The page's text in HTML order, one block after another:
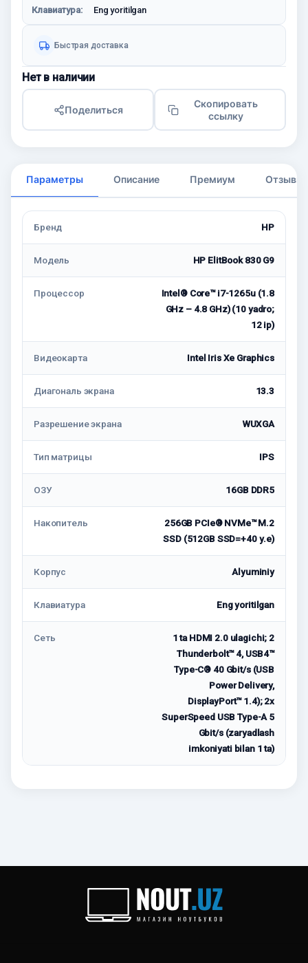
Клавиатура: Eng yoritilgan
Быстрая доставка
Нет в наличии
Поделиться
Скопировать
ссылку
Параметры Описание Премиум Отзывы
Бренд HP
Модель HP ElitBook 830 G9
Процессор
Intel® Core™ i7-1265u (1.8
GHz – 4.8 GHz) (10 yadro;
12 ip)
Видеокарта Intel Iris Xe Graphics
Диагональ экрана 13.3
Разрешение экрана WUXGA
Тип матрицы IPS
ОЗУ 16GB DDR5
Накопитель
256GB PCIe® NVMe™ M.2
SSD (512GB SSD=+40 у.е)
Корпус Alyuminiy
Клавиатура Eng yoritilgan
Сеть
1 ta HDMI 2.0 ulagichi; 2
Thunderbolt™ 4, USB4™
Type-C® 40 Gbit/s (USB
Power Delivery,
DisplayPort™ 1.4); 2x
SuperSpeed ​​USB Type-A 5
Gbit/s (zaryadlash
imkoniyati bilan 1 ta)